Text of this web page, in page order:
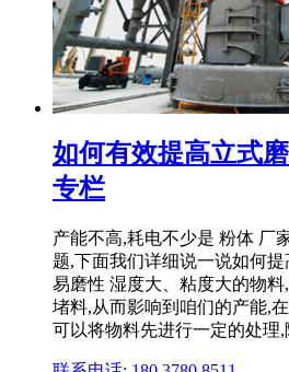
如何有效提高立式
专栏
产能不高,耗电不少是 粉体 厂
题,下面我们详细说一说如何
易磨性 湿度大、粘度大的物
堵料,从而影响到咱们的产能,
可以将物料先进行一定的处理,